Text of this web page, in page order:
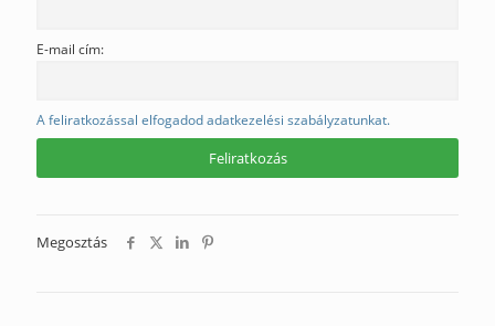
E-mail cím:
A feliratkozással elfogadod adatkezelési szabályzatunkat.
Megosztás